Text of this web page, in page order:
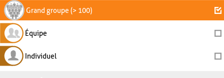
Grand groupe (> 100)
Équipe
Individuel